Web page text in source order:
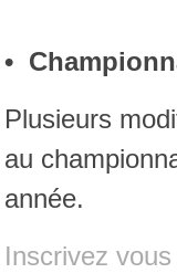
•
Plusieurs
au
année.
Inscrivez vous